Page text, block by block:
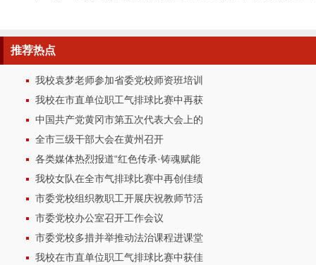
推荐热点
我校袁梦老师参加省委党校师资班培训
我校在市直单位职工气排球比赛中再获
中国共产党黄冈市第五次代表大会上的
全市三级干部大会在黄州召开
各类媒体热烈报道“红色传承·铸魂赋能
我校女队在全市气排球比赛中再创佳绩
市委党校组织教职工开展庆祝教师节活
市委党校办公室召开工作会议
市委党校多措并举推动法治课程进课堂
我校在市直单位职工气排球比赛中获佳